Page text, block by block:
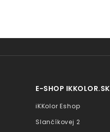
E-SHOP IKKOLOR.SK
iKKolor Eshop
Slančíkovej 2